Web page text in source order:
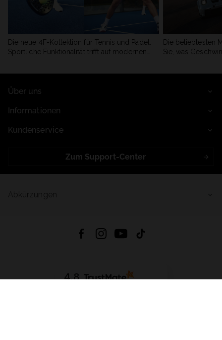
Die neue 4F-Kollektion für Tennis und Padel.
Sportliche Funktionalität trifft auf modernen
Die beliebtesten
Sie, was
Über uns
Informationen
Kundenservice
Zum Support-Center
4.8